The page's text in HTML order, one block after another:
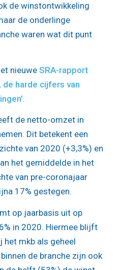
de winstontwikkeling
de onderlinge
waren wat dit punt
nieuweSRA-rapport
de harde cijfers van
.
de netto-omzet in
Dit betekent een
van 2020 (+3,3%) en
het gemiddelde in het
van pre-coronajaar
17% gestegen.
op jaarbasis uit op
in 2020. Hiermee blijft
het mkb als geheel
de branche zijn ook